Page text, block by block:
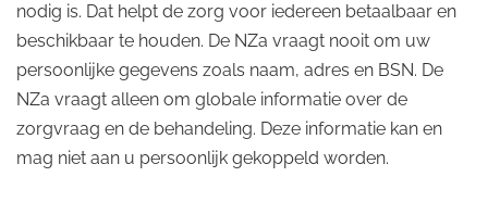
nodig is. Dat helpt de zorg voor iedereen betaalbaar en
beschikbaar te houden. De NZa vraagt nooit om uw
persoonlijke gegevens zoals naam, adres en BSN. De
NZa vraagt alleen om globale informatie over de
zorgvraag en de behandeling. Deze informatie kan en
mag niet aan u persoonlijk gekoppeld worden.